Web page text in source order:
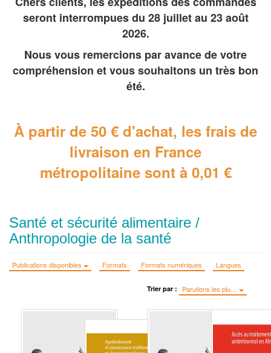
seront interrompues du 28 juillet au 23 août
2026.
Nous vous remercions par avance de votre
compréhension et vous souhaitons un très bon
été.
À partir de 50 € d'achat, les frais de
livraison en France
métropolitainesont à 0,01 €
Santé et sécurité alimentaire /
Anthropologie de la santé
Publications disponibles Formats Formats numériques Langues
Trier par : Parutions les plu…